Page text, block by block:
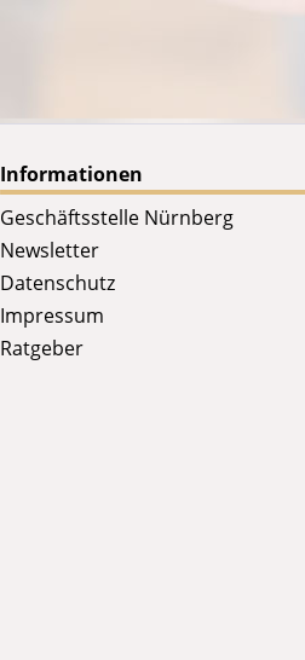
Informationen
Geschäftsstelle Nürnberg
Newsletter
Datenschutz
Impressum
Ratgeber